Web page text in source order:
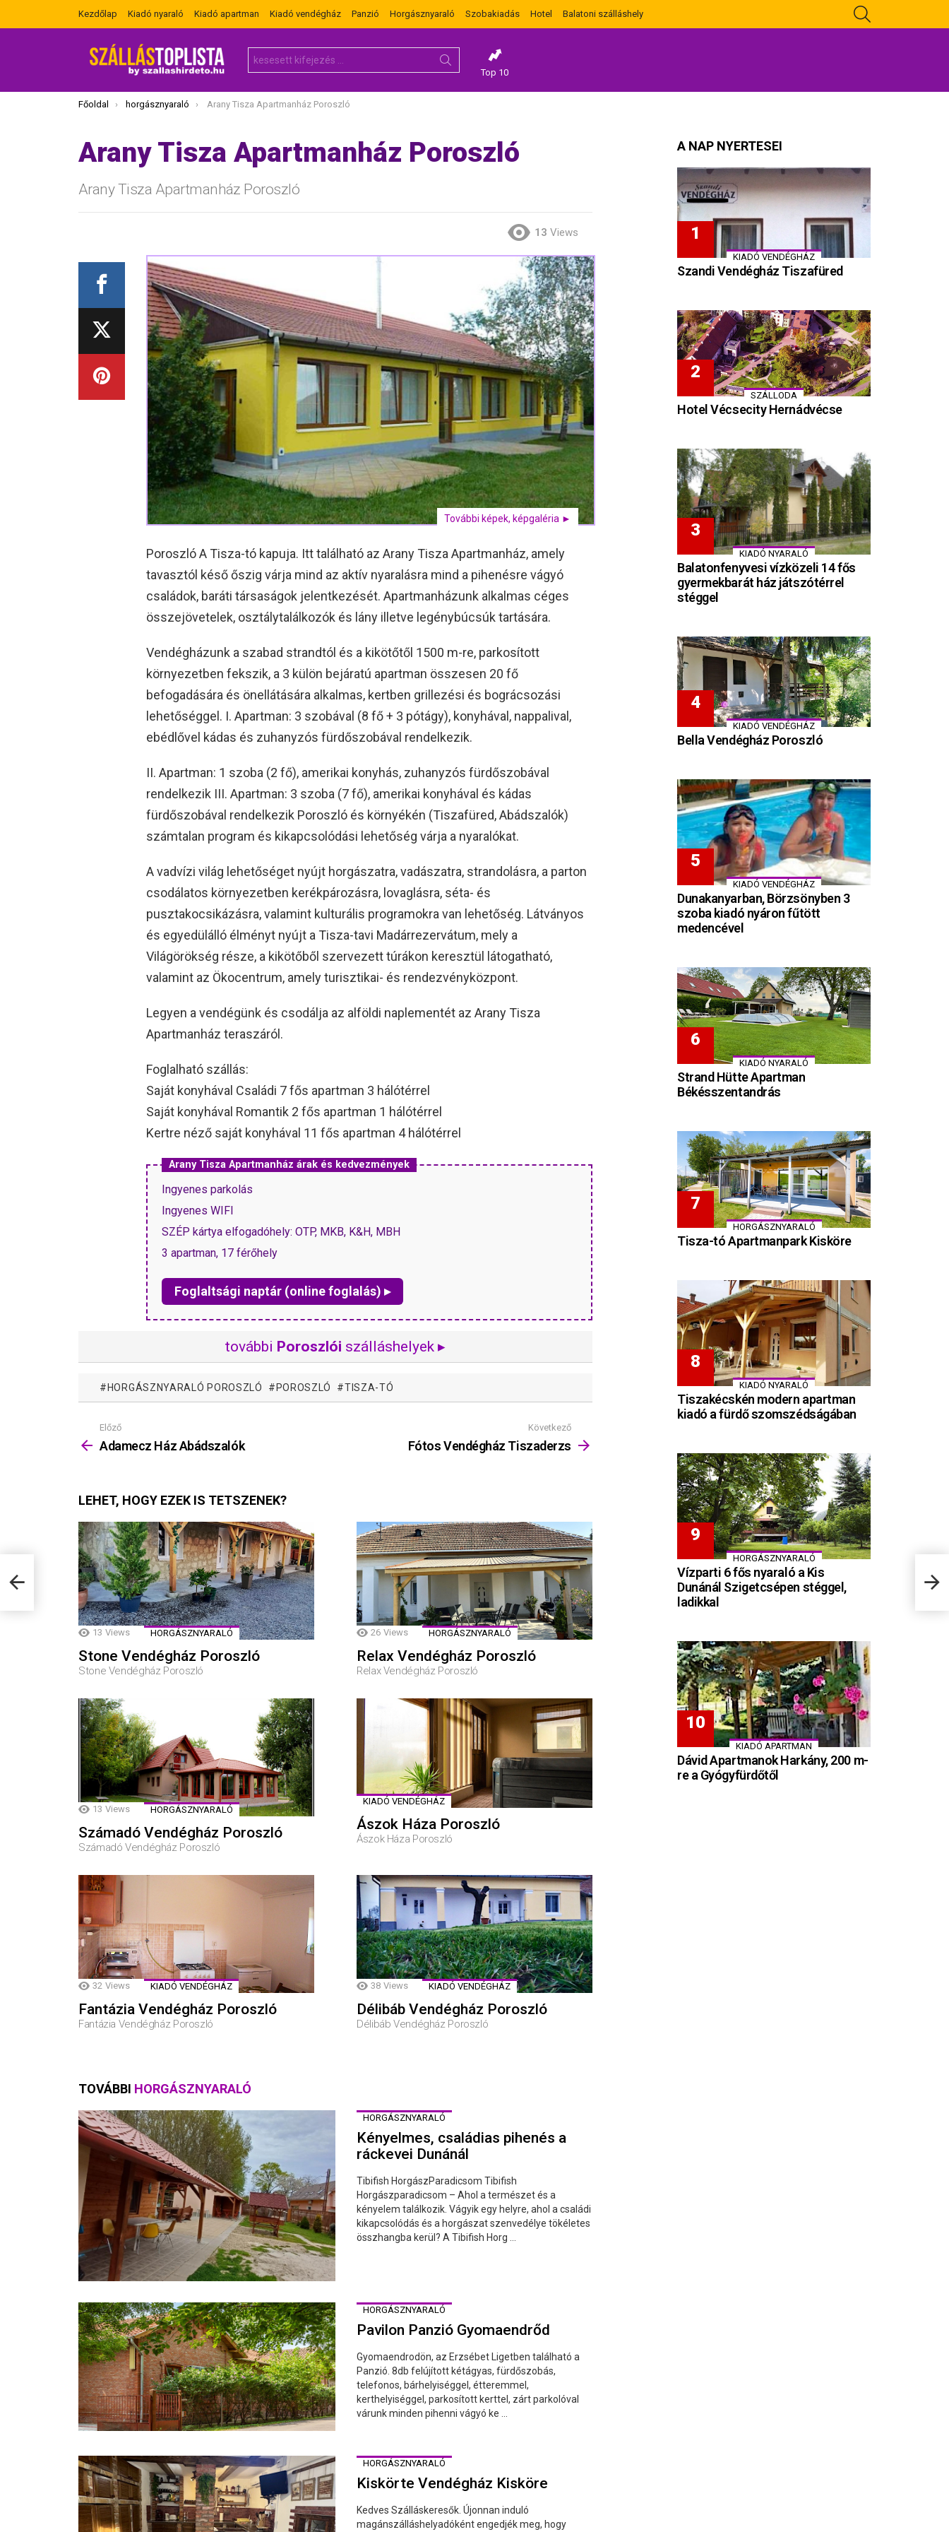
Kezdőlap Kiadó nyaraló Kiadó apartman Kiadó vendégház Panzió Horgásznyaraló Szobakiadás Hotel Balatoni szálláshely
for:
Top 10
Itt vagy most:
Főoldal horgásznyaraló Arany Tisza Apartmanház Poroszló
Arany Tisza Apartmanház Poroszló
Arany Tisza Apartmanház Poroszló
13 Views
További képek, képgaléria ►
Poroszló A Tisza-tó kapuja. Itt található az Arany Tisza Apartmanház, amely
tavasztól késő őszig várja mind az aktív nyaralásra mind a pihenésre vágyó
családok, baráti társaságok jelentkezését. Apartmanházunk alkalmas céges
összejövetelek, osztálytalálkozók és lány illetve legénybúcsúk tartására.
Vendégházunk a szabad strandtól és a kikötőtől 1500 m-re, parkosított
környezetben fekszik, a 3 külön bejáratú apartman összesen 20 fő
befogadására és önellátására alkalmas, kertben grillezési és bográcsozási
lehetőséggel. I. Apartman: 3 szobával (8 fő + 3 pótágy), konyhával, nappalival,
ebédlővel kádas és zuhanyzós fürdőszobával rendelkezik.
II. Apartman: 1 szoba (2 fő), amerikai konyhás, zuhanyzós fürdőszobával
rendelkezik III. Apartman: 3 szoba (7 fő), amerikai konyhával és kádas
fürdőszobával rendelkezik Poroszló és környékén (Tiszafüred, Abádszalók)
számtalan program és kikapcsolódási lehetőség várja a nyaralókat.
A vadvízi világ lehetőséget nyújt horgászatra, vadászatra, strandolásra, a parton
csodálatos környezetben kerékpározásra, lovaglásra, séta- és
pusztakocsikázásra, valamint kulturális programokra van lehetőség. Látványos
és egyedülálló élményt nyújt a Tisza-tavi Madárrezervátum, mely a
Világörökség része, a kikötőből szervezett túrákon keresztül látogatható,
valamint az Ökocentrum, amely turisztikai- és rendezvényközpont.
Legyen a vendégünk és csodálja az alföldi naplementét az Arany Tisza
Apartmanház teraszáról.
Foglalható szállás:
Saját konyhával Családi 7 fős apartman 3 hálótérrel
Saját konyhával Romantik 2 fős apartman 1 hálótérrel
Kertre néző saját konyhával 11 fős apartman 4 hálótérrel
Arany Tisza Apartmanház árak és kedvezmények
Ingyenes parkolás
Ingyenes WIFI
SZÉP kártya elfogadóhely: OTP, MKB, K&H, MBH
3 apartman, 17 férőhely
Foglaltsági naptár (online foglalás) ▸
további Poroszlói szálláshelyek ▸
HORGÁSZNYARALÓ POROSZLÓ POROSZLÓ TISZA-TÓ
Mutass
többet
Előző
Adamecz Ház Abádszalók
Következő
Fótos Vendégház Tiszaderzs
LEHET, HOGY EZEK IS TETSZENEK?
13 Views HORGÁSZNYARALÓ
Stone Vendégház Poroszló
Stone Vendégház Poroszló
26 Views HORGÁSZNYARALÓ
Relax Vendégház Poroszló
Relax Vendégház Poroszló
13 Views HORGÁSZNYARALÓ
Számadó Vendégház Poroszló
Számadó Vendégház Poroszló
KIADÓ VENDÉGHÁZ
Ászok Háza Poroszló
Ászok Háza Poroszló
32 Views KIADÓ VENDÉGHÁZ
Fantázia Vendégház Poroszló
Fantázia Vendégház Poroszló
38 Views KIADÓ VENDÉGHÁZ
Délibáb Vendégház Poroszló
Délibáb Vendégház Poroszló
TOVÁBBI HORGÁSZNYARALÓ
HORGÁSZNYARALÓ
Kényelmes, családias pihenés a
ráckevei Dunánál
Tibifish HorgászParadicsom Tibifish
Horgászparadicsom – Ahol a természet és a
kényelem találkozik. Vágyik egy helyre, ahol a családi
kikapcsolódás és a horgászat szenvedélye tökéletes
összhangba kerül? A Tibifish Horg ...
HORGÁSZNYARALÓ
Pavilon Panzió Gyomaendrőd
Gyomaendrodön, az Erzsébet Ligetben található a
Panzió. 8db felújított kétágyas, fürdőszobás,
telefonos, bárhelyiséggel, étteremmel,
kerthelyiséggel, parkosított kerttel, zárt parkolóval
várunk minden pihenni vágyó ke ...
HORGÁSZNYARALÓ
Kiskörte Vendégház Kisköre
Kedves Szálláskeresők. Újonnan induló
magánszálláshelyadóként engedjék meg, hogy
A NAP NYERTESEI
KIADÓ VENDÉGHÁZ
Szandi Vendégház Tiszafüred
SZÁLLODA
Hotel Vécsecity Hernádvécse
KIADÓ NYARALÓ
Balatonfenyvesi vízközeli 14 fős
gyermekbarát ház játszótérrel
stéggel
KIADÓ VENDÉGHÁZ
Bella Vendégház Poroszló
KIADÓ VENDÉGHÁZ
Dunakanyarban, Börzsönyben 3
szoba kiadó nyáron fűtött
medencével
KIADÓ NYARALÓ
Strand Hütte Apartman
Békésszentandrás
HORGÁSZNYARALÓ
Tisza-tó Apartmanpark Kisköre
KIADÓ NYARALÓ
Tiszakécskén modern apartman
kiadó a fürdő szomszédságában
HORGÁSZNYARALÓ
Vízparti 6 fős nyaraló a Kis
Dunánál Szigetcsépen stéggel,
ladikkal
KIADÓ APARTMAN
Dávid Apartmanok Harkány, 200 m-
re a Gyógyfürdőtől